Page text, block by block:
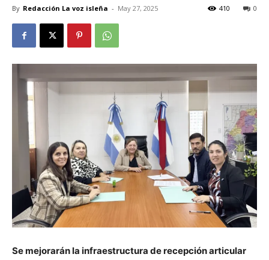
By Redacción La voz isleña - May 27, 2025 0
410
Se mejorarán la infraestructura de recepción articular